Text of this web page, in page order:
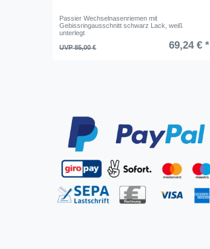
Passier Wechselnasenriemen mit
Gebissringausschnitt schwarz Lack, weiß
unterlegt
UVP 85,00 €
69,24 € *